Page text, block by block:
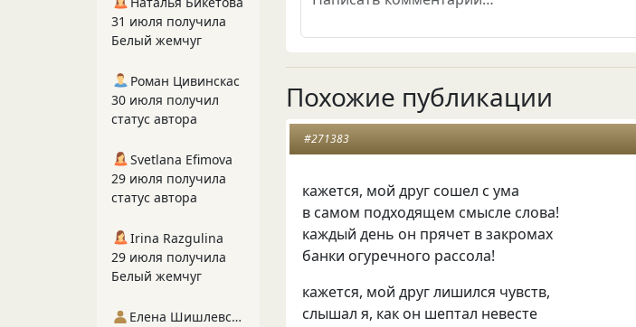
Похожие публикации
#271383
кажется, мой друг сошел с ума
в самом подходящем смысле слова!
каждый день он прячет в закромах
банки огуречного рассола!
кажется, мой друг лишился чувств,
слышал я, как он шептал невесте
31 июля получила
Белый жемчуг
Роман Цивинскас
30 июля получил
статус автора
Svetlana Efimova
29 июля получила
статус автора
Irina Razgulina
29 июля получила
Белый жемчуг
Елена Шишлевская